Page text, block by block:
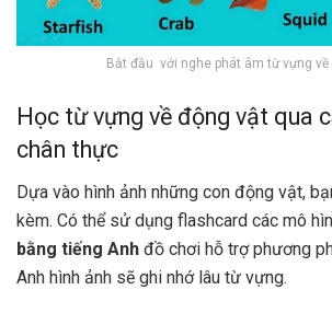
Bắt đầu với nghe phát âm từ vựng về
Học từ vựng về động vật qua
chân thực
Dựa vào hình ảnh những con động vật,
kèm. Có thể sử dụng flashcard các mô
bằng tiếng Anh đồ chơi hỗ trợ phương
Anh hình ảnh sẽ ghi nhớ lâu từ vựng.